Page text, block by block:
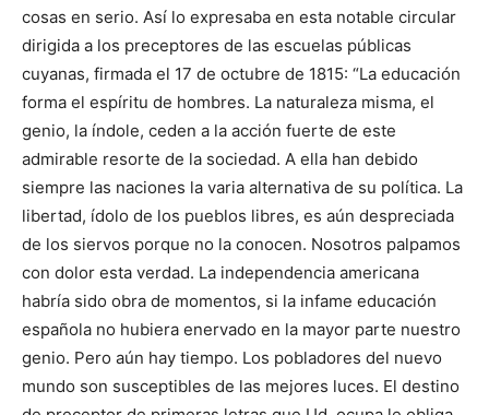
cosas en serio. Así lo expresaba en esta notable circular
dirigida a los preceptores de las escuelas públicas
cuyanas, firmada el 17 de octubre de 1815: “La educación
forma el espíritu de hombres. La naturaleza misma, el
genio, la índole, ceden a la acción fuerte de este
admirable resorte de la sociedad. A ella han debido
siempre las naciones la varia alternativa de su política. La
libertad, ídolo de los pueblos libres, es aún despreciada
de los siervos porque no la conocen. Nosotros palpamos
con dolor esta verdad. La independencia americana
habría sido obra de momentos, si la infame educación
española no hubiera enervado en la mayor parte nuestro
genio. Pero aún hay tiempo. Los pobladores del nuevo
mundo son susceptibles de las mejores luces. El destino